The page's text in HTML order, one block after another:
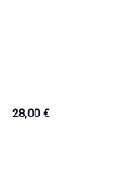
28,00 €